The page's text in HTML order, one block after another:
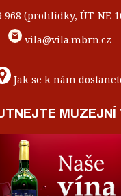
968 (prohlídky, ÚT-NE
vila@vila.mbrn.cz
Jak se k nám
MUZEJNÍ